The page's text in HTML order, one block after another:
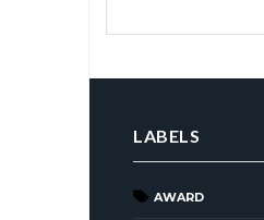
LABELS
AWARD